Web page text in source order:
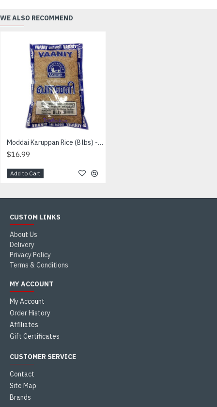
WE ALSO RECOMMEND
Moddai Karuppan Rice (8 lbs) - Vaaniy Brand - மொட்டை கறுப்பன் அரிசி
$16.99
Add to Cart
CUSTOM LINKS
About Us
Delivery
Privacy Policy
Terms & Conditions
MY ACCOUNT
My Account
Order History
Affiliates
Gift Certificates
CUSTOMER SERVICE
Contact
Site Map
Brands